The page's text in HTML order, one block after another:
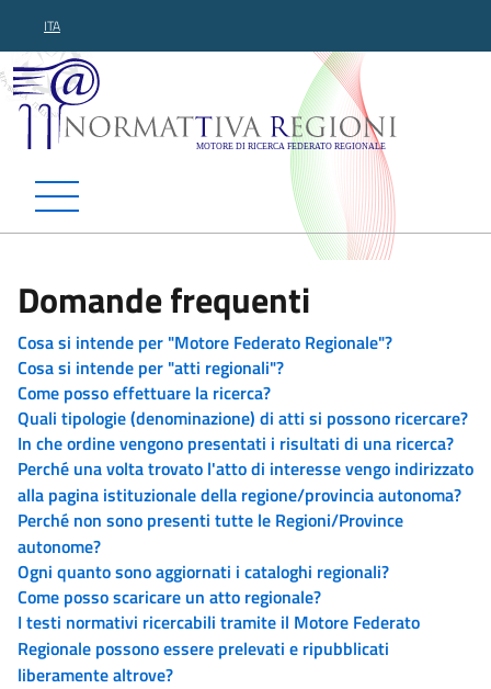
ITA
Normattiva Regioni -
Domande frequenti
Cosa si intende per "Motore Federato Regionale"?
Cosa si intende per "atti regionali"?
Come posso effettuare la ricerca?
Quali tipologie (denominazione) di atti si possono ricercare?
In che ordine vengono presentati i risultati di una ricerca?
Perché una volta trovato l'atto di interesse vengo indirizzato
alla pagina istituzionale della regione/provincia autonoma?
Perché non sono presenti tutte le Regioni/Province
autonome?
Ogni quanto sono aggiornati i cataloghi regionali?
Come posso scaricare un atto regionale?
I testi normativi ricercabili tramite il Motore Federato
Regionale possono essere prelevati e ripubblicati
liberamente altrove?